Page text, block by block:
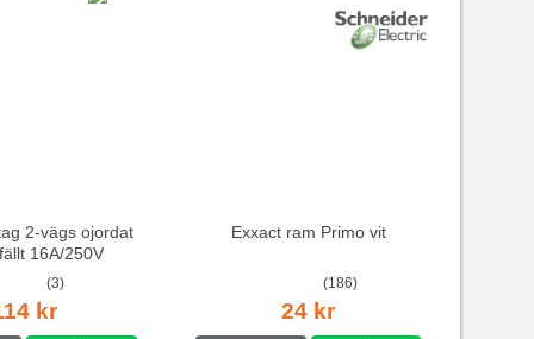
2-vägs ojordat
16A/250V
(3)
kr
Exxact ram Primo vit
(186)
24 kr